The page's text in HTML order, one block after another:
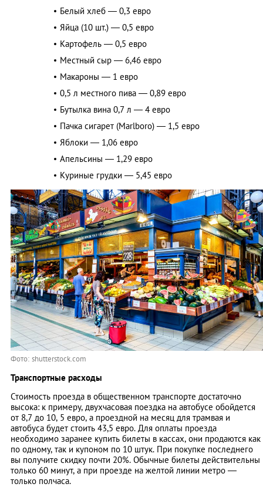
Белый хлеб — 0,3 евро
Яйца (10 шт.) — 0,5 евро
Картофель — 0,5 евро
Местный сыр — 6,46 евро
Макароны — 1 евро
0,5 л местного пива — 0,89 евро
Бутылка вина 0,7 л — 4 евро
Пачка сигарет (Marlboro) — 1,5 евро
Яблоки — 1,06 евро
Апельсины — 1,29 евро
Куриные грудки — 5,45 евро
Фото: shutterstock.com
Транспортные расходы
Стоимость проезда в общественном транспорте достаточно
высока: к примеру, двухчасовая поездка на автобусе обойдется
от 8,7 до 10, 5 евро, а проездной на месяц для трамвая и
автобуса будет стоить 43,5 евро. Для оплаты проезда
необходимо заранее купить билеты в кассах, они продаются как
по одному, так и купоном по 10 штук. При покупке последнего
вы получите скидку почти 20%. Обычные билеты действительны
только 60 минут, а при проезде на желтой линии метро —
только полчаса.